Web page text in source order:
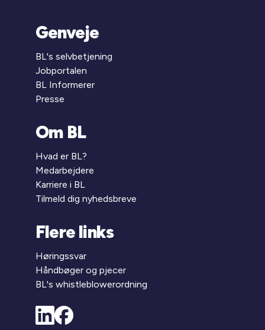
Genveje
BL's selvbetjening
Jobportalen
BL Informerer
Presse
Om BL
Hvad er BL?
Medarbejdere
Karriere i BL
Tilmeld dig nyhedsbreve
Flere links
Høringssvar
Håndbøger og pjecer
BL's whistleblowerordning